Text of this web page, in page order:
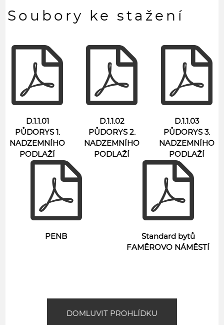
Soubory ke stažení
D.1.1.01
PŮDORYS 1.
NADZEMNÍHO
PODLAŽÍ
D.1.1.02
PŮDORYS 2.
NADZEMNÍHO
PODLAŽÍ
D.1.1.03
PŮDORYS 3.
NADZEMNÍHO
PODLAŽÍ
PENB
Standard bytů
FAMĚROVO NÁMĚSTÍ
DOMLUVIT PROHLÍDKU